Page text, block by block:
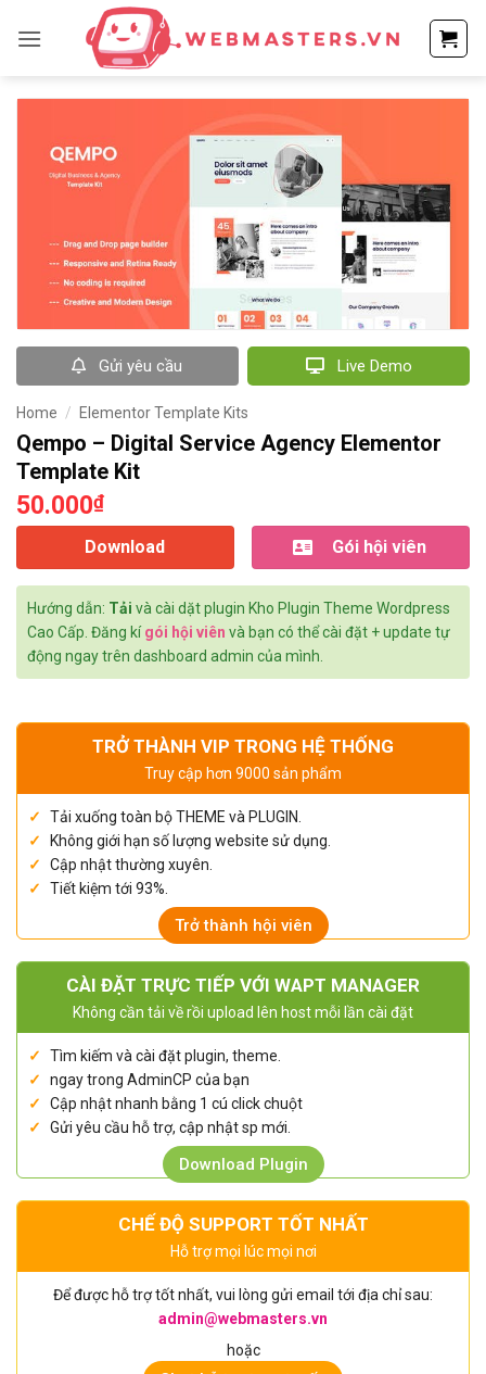
qua
dung
Gửi yêu cầu Live Demo
Home / Elementor Template Kits
Qempo – Digital Service Agency Elementor
Template Kit
50.000₫
Download Gói hội viên
Hướng dẫn: Tải và cài dặt plugin Kho Plugin Theme Wordpress
Cao Cấp. Đăng kígói hội viên và bạn có thể cài đặt + update tự
động ngay trên dashboard admin của mình.
TRỞ THÀNH VIP TRONG HỆ THỐNG
Truy cập hơn 9000 sản phẩm
Tải xuống toàn bộ THEME và PLUGIN.
Không giới hạn số lượng website sử dụng.
Cập nhật thường xuyên.
Tiết kiệm tới 93%.
Trở thành hội viên
CÀI ĐẶT TRỰC TIẾP VỚI WAPT MANAGER
Không cần tải về rồi upload lên host mỗi lần cài đặt
Tìm kiếm và cài đặt plugin, theme.
ngay trong AdminCP của bạn
Cập nhật nhanh bằng 1 cú click chuột
Gửi yêu cầu hỗ trợ, cập nhật sp mới.
Download Plugin
CHẾ ĐỘ SUPPORT TỐT NHẤT
Hỗ trợ mọi lúc mọi nơi
Để được hỗ trợ tốt nhất, vui lòng gửi email tới địa chỉ sau:
admin@webmasters.vn
hoặc